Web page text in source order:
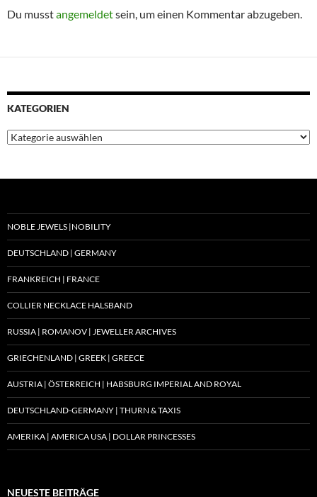
Du musstangemeldetsein, um einen Kommentar abzugeben.
KATEGORIEN
Kategorien
NOBLE JEWELS |NOBILITY
DEUTSCHLAND | GERMANY
FRANKREICH | FRANCE
COLLIER NECKLACE HALSBAND
RUSSIA | ROMANOV | JEWELLER ARCHIVES
GRIECHENLAND | GREEK | GREECE
AUSTRIA | ÖSTERREICH | HABSBURG IMPERIAL AND ROYAL
DEUTSCHLAND-GERMANY | THURN & TAXIS
AMERIKA | AMERICA USA | DOLLAR PRINCESSES
NEUESTE BEITRÄGE